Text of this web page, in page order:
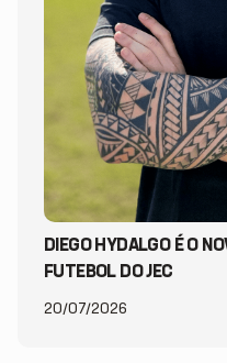
DIEGO HYDALGO É O
FUTEBOL DO JEC
20/07/2026